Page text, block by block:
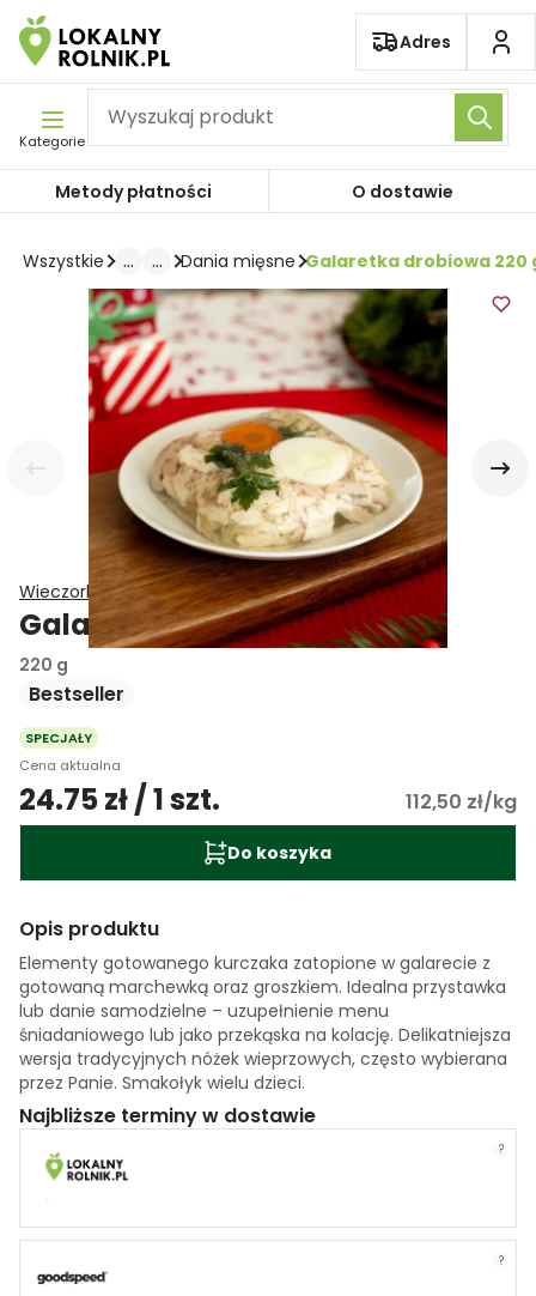
Pomiń nawigację
Adres
Kategorie
Metody płatności O dostawie
Wszystkie ... ... Dania mięsne Galaretka drobiowa 220
Bestseller
Wieczorkowscy
Galaretka drobiowa
220 g
SPECJAŁY
Cena aktualna
24.75 zł / 1 szt. 112,50 zł/kg
Do koszyka
Opis produktu
Elementy gotowanego kurczaka zatopione w galarecie z
gotowaną marchewką oraz groszkiem. Idealna przystawka
lub danie samodzielne – uzupełnienie menu
śniadaniowego lub jako przekąska na kolację. Delikatniejsza
wersja tradycyjnych nóżek wieprzowych, często wybierana
przez Panie. Smakołyk wielu dzieci.
Najbliższe terminy w dostawie
?
?